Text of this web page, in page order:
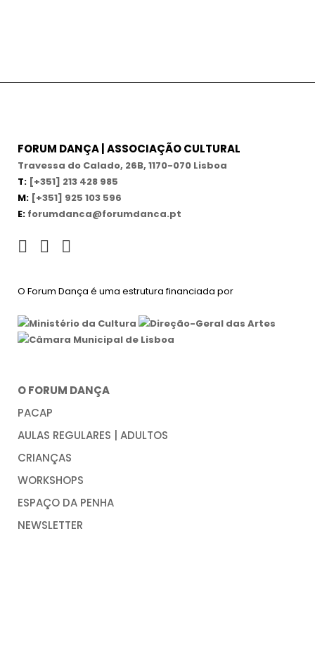
FORUM DANÇA | ASSOCIAÇÃO CULTURAL
Travessa do Calado, 26B, 1170-070 Lisboa
T: [+351] 213 428 985
M: [+351] 925 103 596
E: forumdanca@forumdanca.pt
O Forum Dança é uma estrutura financiada por
O FORUM DANÇA
PACAP
AULAS REGULARES | ADULTOS
CRIANÇAS
WORKSHOPS
ESPAÇO DA PENHA
NEWSLETTER